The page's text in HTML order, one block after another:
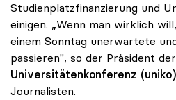
Studienplatzfinanzierung und
einigen. „Wenn man wirklich
einem Sonntag unerwartete
passieren", so der Präsident der
Universitätenkonferenz (uniko)
Journalisten.